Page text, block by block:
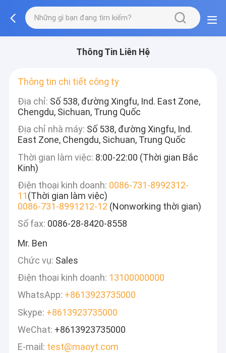
Thông Tin Liên Hệ
Thông tin chi tiết công ty
Địa chỉ: Số 538, đường Xingfu, Ind. East Zone,
Chengdu, Sichuan, Trung Quốc
Địa chỉ nhà máy: Số 538, đường Xingfu, Ind.
East Zone, Chengdu, Sichuan, Trung Quốc
Thời gian làm việc: 8:00-22:00 (Thời gian Bắc
Kinh)
Điện thoại kinh doanh: 0086-731-8992312-
11(Thời gian làm việc)
0086-731-8991212-12 (Nonworking thời gian)
Số fax: 0086-28-8420-8558
Mr. Ben
Chức vụ: Sales
Điện thoại kinh doanh: 13100000000
WhatsApp: +8613923735000
Skype: +8613923735000
WeChat: +8613923735000
E-mail: test@maoyt.com